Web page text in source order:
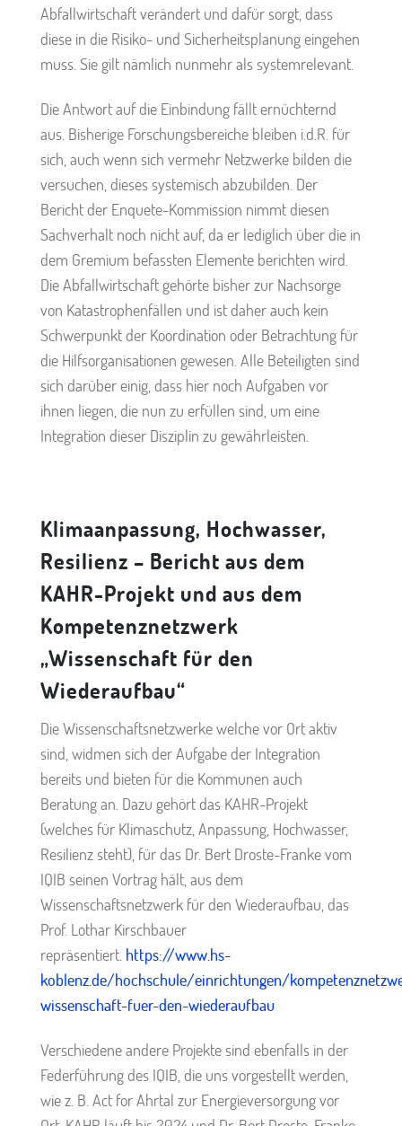
Abfallwirtschaft verändert und dafür sorgt, dass
diese in die Risiko- und Sicherheitsplanung eingehen
muss. Sie gilt nämlich nunmehr als systemrelevant.
Die Antwort auf die Einbindung fällt ernüchternd
aus. Bisherige Forschungsbereiche bleiben i.d.R. für
sich, auch wenn sich vermehr Netzwerke bilden die
versuchen, dieses systemisch abzubilden. Der
Bericht der Enquete-Kommission nimmt diesen
Sachverhalt noch nicht auf, da er lediglich über die in
dem Gremium befassten Elemente berichten wird.
Die Abfallwirtschaft gehörte bisher zur Nachsorge
von Katastrophenfällen und ist daher auch kein
Schwerpunkt der Koordination oder Betrachtung für
die Hilfsorganisationen gewesen. Alle Beteiligten sind
sich darüber einig, dass hier noch Aufgaben vor
ihnen liegen, die nun zu erfüllen sind, um eine
Integration dieser Disziplin zu gewährleisten.
Klimaanpassung, Hochwasser,
Resilienz – Bericht aus dem
KAHR-Projekt und aus dem
Kompetenznetzwerk
„Wissenschaft für den
Wiederaufbau“
Die Wissenschaftsnetzwerke welche vor Ort aktiv
sind, widmen sich der Aufgabe der Integration
bereits und bieten für die Kommunen auch
Beratung an. Dazu gehört das KAHR-Projekt
(welches für Klimaschutz, Anpassung, Hochwasser,
Resilienz steht), für das Dr. Bert Droste-Franke vom
IQIB seinen Vortrag hält, aus dem
Wissenschaftsnetzwerk für den Wiederaufbau, das
Prof. Lothar Kirschbauer
repräsentiert. https://www.hs-
koblenz.de/hochschule/einrichtungen/
wissenschaft-fuer-den-wiederaufbau
Verschiedene andere Projekte sind ebenfalls in der
Federführung des IQIB, die uns vorgestellt werden,
wie z. B. Act for Ahrtal zur Energieversorgung vor